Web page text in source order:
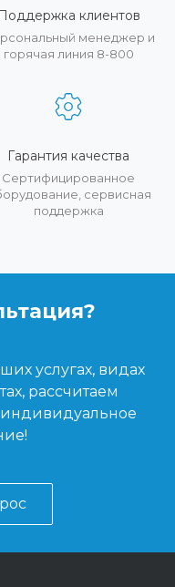
Поддержка клиентов
менеджер и
горячая линия 8-800
Гарантия качества
Сертифицированное
сервисная
поддержка
услугах, видах
рассчитаем